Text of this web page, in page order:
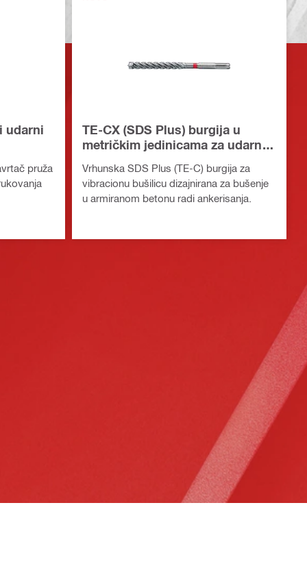
udarni
pruža
TE-CX (SDS Plus) burgija u
metričkim jedinicama za udarnu
Vrhunska SDS Plus (TE-C) burgija za
vibracionu bušilicu dizajnirana za bušenje
u armiranom betonu radi ankerisanja.